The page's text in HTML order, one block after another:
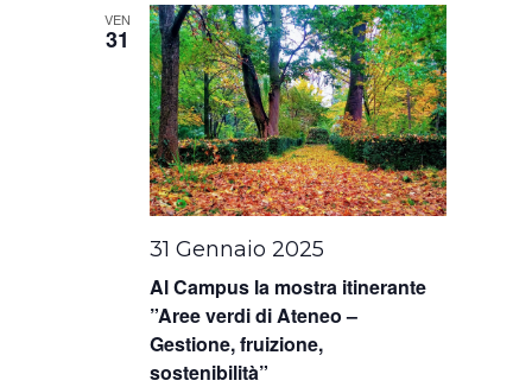
VEN
31
Al Campus la mostra itinerante
”Aree verdi di Ateneo –
Gestione, fruizione,
sostenibilità”
31 Gennaio 2025